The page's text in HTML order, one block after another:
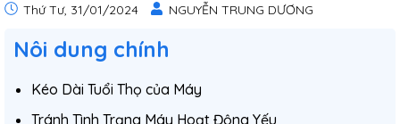
Thứ Tư, 31/01/2024 NGUYỄN TRUNG DƯƠNG
Nôi dung chính
Kéo Dài Tuổi Thọ của Máy
Tránh Tình Trạng Máy Hoạt Động Yếu